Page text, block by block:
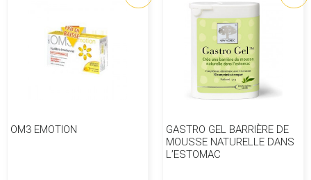
OM3 EMOTION
GASTRO GEL BARRIÈRE DE
MOUSSE NATURELLE DANS
L’ESTOMAC